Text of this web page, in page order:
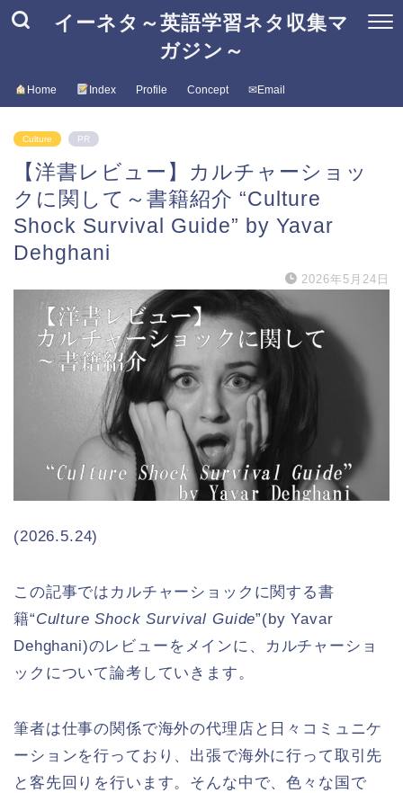
イーネタ～英語学習ネタ収集マ
ガジン～
Home Index Profile Concept ✉Email
Culture PR
【洋書レビュー】カルチャーショッ
クに関して～書籍紹介 “Culture
Shock Survival Guide” by Yavar
Dehghani
2026年5月24日
(2026.5.24)
この記事ではカルチャーショックに関する書
籍“Culture Shock Survival Guide”(by Yavar
Dehghani)のレビューをメインに、カルチャーショ
ックについて論考していきます。
筆者は仕事の関係で海外の代理店と日々コミュニケ
ーションを行っており、出張で海外に行って取引先
と客先回りを行います。そんな中で、色々な国で